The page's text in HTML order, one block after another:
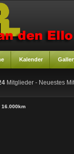
Kalender
Mitglieder - Neuestes
16.000km